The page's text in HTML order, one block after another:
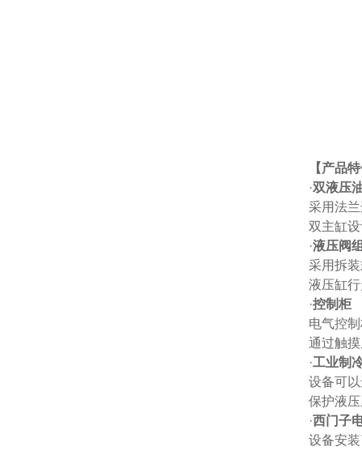
【产品
·双液压
采用法
双主缸
·液压阀
采用拆
液压缸
·控制柜
电气控
通过触
·工业制
设备可
保护液
·西门子
设备安